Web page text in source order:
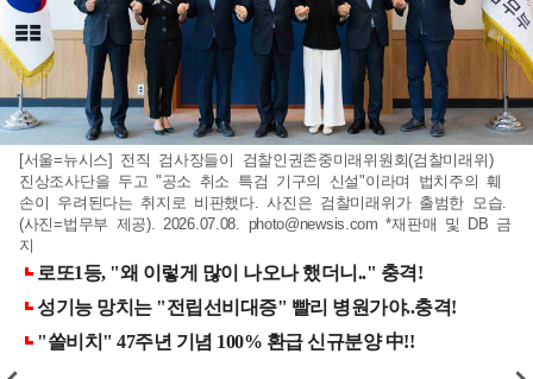
[서울=뉴시스] 전직 검사장들이 검찰인권존중미래위원회(검찰미래위)
진상조사단을 두고 "공소 취소 특검 기구의 신설"이라며 법치주의 훼
손이 우려된다는 취지로 비판했다. 사진은 검찰미래위가 출범한 모습.
(사진=법무부 제공). 2026.07.08. photo@newsis.com *재판매 및 DB 금
지